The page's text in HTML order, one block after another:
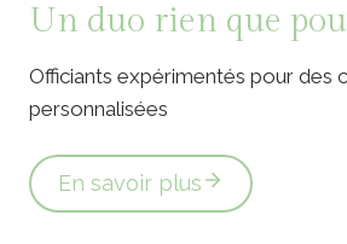
Un duo rien que
Officiants expérimentés pour des
personnalisées
En savoir plus